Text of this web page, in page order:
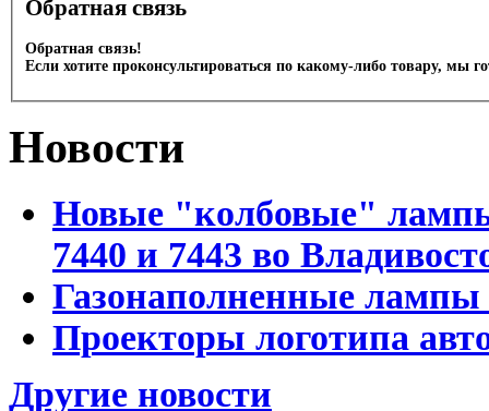
Обратная связь
Обратная связь!
Если хотите проконсультироваться по какому-либо товару, мы
Новости
Новые "колбовые"
7440 и 7443 во
Газонаполненные лампы
Проекторы логотипа
Другие новости